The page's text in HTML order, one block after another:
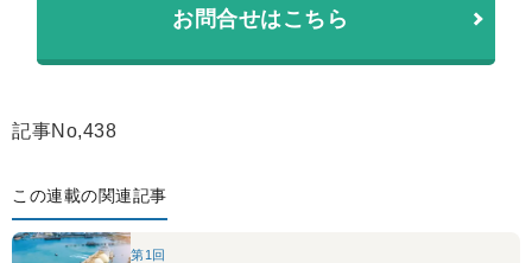
お問合せはこちら
記事No,438
この連載の関連記事
第1回